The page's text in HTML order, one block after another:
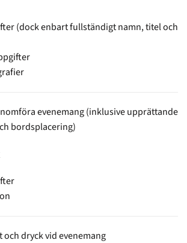
(dock enbart fullständigt namn, titel och
evenemang(inklusive upprättande
bordsplacering)
dryck vid evenemang